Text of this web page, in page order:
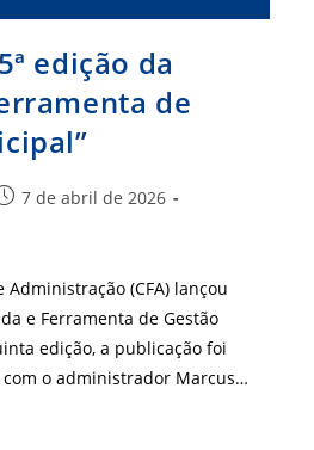
edição da
de
7 de abril de 2026
Administração (CFA) lançou
e Ferramenta de Gestão
edição, a publicação foi
o administrador Marcus…